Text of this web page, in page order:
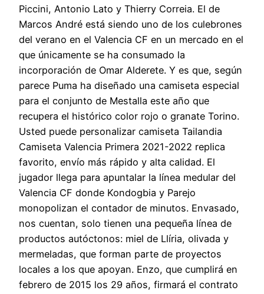
Piccini, Antonio Lato y Thierry Correia. El de
Marcos André está siendo uno de los culebrones
del verano en el Valencia CF en un mercado en el
que únicamente se ha consumado la
incorporación de Omar Alderete. Y es que, según
parece Puma ha diseñado una camiseta especial
para el conjunto de Mestalla este año que
recupera el histórico color rojo o granate Torino.
Usted puede personalizar camiseta Tailandia
Camiseta Valencia Primera 2021-2022 replica
favorito, envío más rápido y alta calidad. El
jugador llega para apuntalar la línea medular del
Valencia CF donde Kondogbia y Parejo
monopolizan el contador de minutos. Envasado,
nos cuentan, solo tienen una pequeña línea de
productos autóctonos: miel de Llíria, olivada y
mermeladas, que forman parte de proyectos
locales a los que apoyan. Enzo, que cumplirá en
febrero de 2015 los 29 años, firmará el contrato